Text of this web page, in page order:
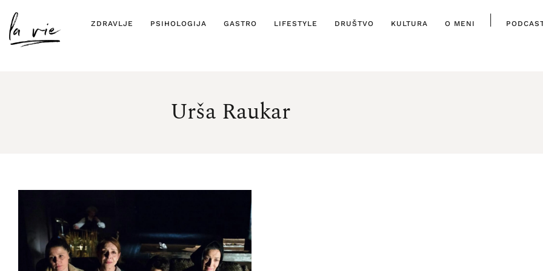
ZDRAVLJE PSIHOLOGIJA GASTRO LIFESTYLE DRUŠTVO KULTURA O MENI |
Urša Raukar